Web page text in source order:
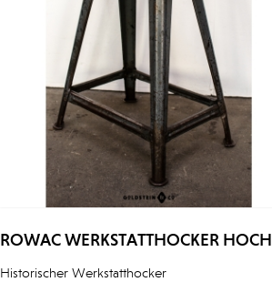
ROWAC WERKSTATTHOCKER HOCH
Historischer Werkstatthocker